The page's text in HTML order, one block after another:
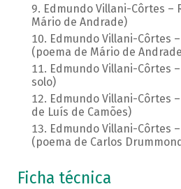
Edmundo Villani-Côrtes –
Mário de Andrade)
Edmundo Villani-Côrtes
(poema de Mário de
Edmundo Villani-Côrtes
solo)
Edmundo Villani-Côrtes
de Luís de Camões)
Edmundo Villani-Côrtes
(poema de Carlos
Ficha técnica